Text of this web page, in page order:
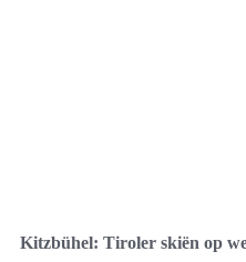
Kitzbühel: Tiroler skiën op